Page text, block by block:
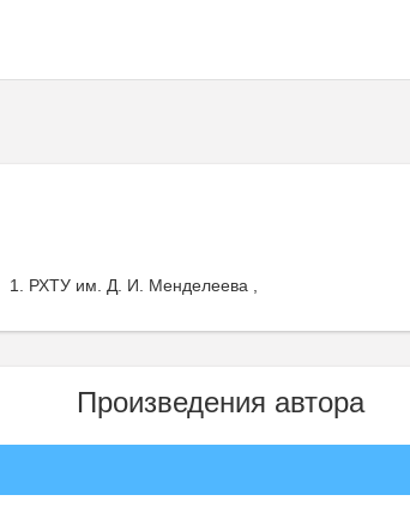
РХТУ им. Д. И. Менделеева ,
Произведения автора